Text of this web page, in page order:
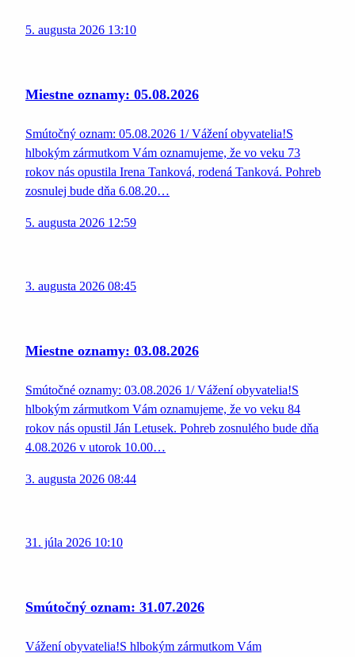
5. augusta 2026 13:10
Miestne oznamy: 05.08.2026
Smútočný oznam: 05.08.2026 1/ Vážení obyvatelia!S
hlbokým zármutkom Vám oznamujeme, že vo veku 73
rokov nás opustila Irena Tanková, rodená Tanková. Pohreb
zosnulej bude dňa 6.08.20…
5. augusta 2026 12:59
3. augusta 2026 08:45
Miestne oznamy: 03.08.2026
Smútočné oznamy: 03.08.2026 1/ Vážení obyvatelia!S
hlbokým zármutkom Vám oznamujeme, že vo veku 84
rokov nás opustil Ján Letusek. Pohreb zosnulého bude dňa
4.08.2026 v utorok 10.00…
3. augusta 2026 08:44
31. júla 2026 10:10
Smútočný oznam: 31.07.2026
Vážení obyvatelia!S hlbokým zármutkom Vám